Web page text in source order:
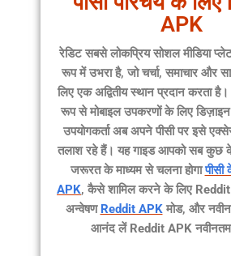
APK
रेडिटसबसे लोकप्रिय सोशल मीडिया
रूप में उभरा है, जो चर्चा, समाचार और
लिए एक अद्वितीय स्थान प्रदान करता
रूप से मोबाइल उपकरणों के लिए
उपयोगकर्ता अब अपने पीसी पर इसे
तलाश रहे हैं। यह गाइड आपको सब कुछ
जरूरत के माध्यम से चलना होगा
APK, कैसे शामिल करने के लिए
अन्वेषण Reddit APKमोड, और
आनंद लें Reddit APK